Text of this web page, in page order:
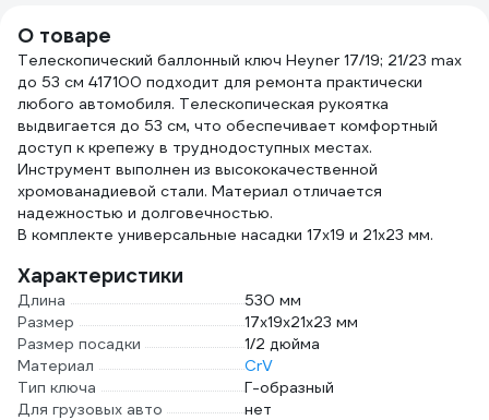
О товаре
Телескопический баллонный ключ Heyner 17/19; 21/23 max
до 53 см 417100 подходит для ремонта практически
любого автомобиля. Телескопическая рукоятка
выдвигается до 53 см, что обеспечивает комфортный
доступ к крепежу в труднодоступных местах.
Инструмент выполнен из высококачественной
хромованадиевой стали. Материал отличается
надежностью и долговечностью.
В комплекте универсальные насадки 17х19 и 21х23 мм.
Характеристики
Длина
530 мм
Размер
17х19х21х23 мм
Размер посадки
1/2 дюйма
Материал
CrV
Тип ключа
Г-образный
Для грузовых авто
нет